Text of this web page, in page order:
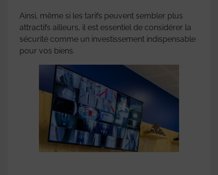
Ainsi, même si les tarifs peuvent sembler plus
attractifs ailleurs, il est essentiel de considérer la
sécurité comme un investissement indispensable
pour vos biens.